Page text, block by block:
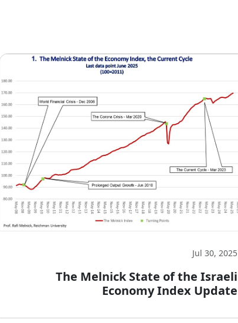
Jul 30, 2025
The Melnick State of the Israeli
Economy Index Update